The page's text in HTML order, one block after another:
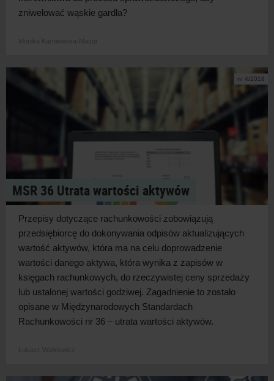
zniwelować wąskie gardła?
nr 4/2018
MSR 36 Utrata wartości aktywów
Przepisy dotyczące rachunkowości zobowiązują
przedsiębiorcę do dokonywania odpisów aktualizujących
wartość aktywów, która ma na celu doprowadzenie
wartości danego aktywa, która wynika z zapisów w
księgach rachunkowych, do rzeczywistej ceny sprzedaży
lub ustalonej wartości godziwej. Zagadnienie to zostało
opisane w Międzynarodowych Standardach
Rachunkowości nr 36 – utrata wartości aktywów.